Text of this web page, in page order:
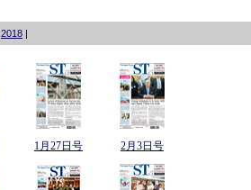
2018
1月27日号 2月3日号